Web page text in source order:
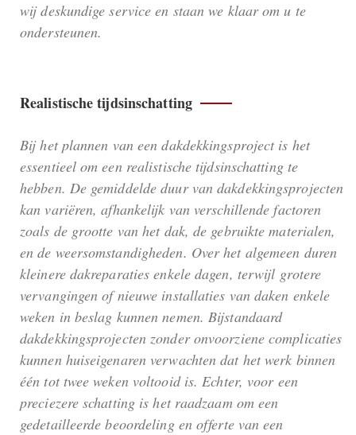
wij deskundige service en staan we klaar om u te
ondersteunen.
Realistische tijdsinschatting
Bij het plannen van een dakdekkingsproject is het
essentieel om een realistische tijdsinschatting te
hebben. De gemiddelde duur van dakdekkingsprojecten
kan variëren, afhankelijk van verschillende factoren
zoals de grootte van het dak, de gebruikte materialen,
en de weersomstandigheden. Over het algemeen duren
kleinere dakreparaties enkele dagen, terwijl grotere
vervangingen of nieuwe installaties van daken enkele
weken in beslag kunnen nemen. Bijstandaard
dakdekkingsprojecten zonder onvoorziene complicaties
kunnen huiseigenaren verwachten dat het werk binnen
één tot twee weken voltooid is. Echter, voor een
preciezere schatting is het raadzaam om een
gedetailleerde beoordeling en offerte van een